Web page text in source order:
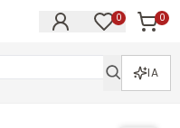
0 0
IA